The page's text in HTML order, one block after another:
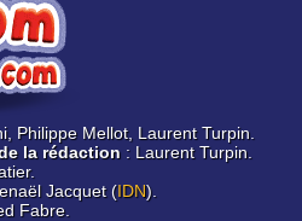
Philippe Mellot, Laurent Turpin.
la rédaction : Laurent Turpin.
Jacquet (IDN).
Fabre.